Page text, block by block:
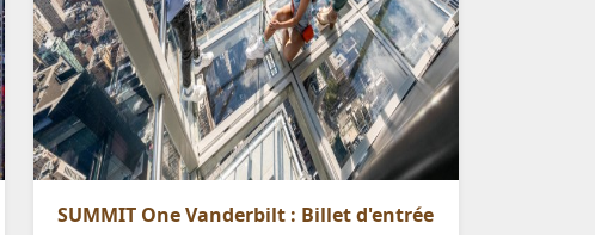
SUMMIT One Vanderbilt : Billet d'entrée